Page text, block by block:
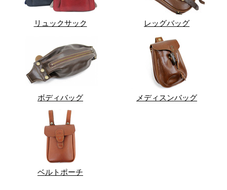
リュックサック レッグバッグ
ボディバッグ メディスンバッグ
ベルトポーチ